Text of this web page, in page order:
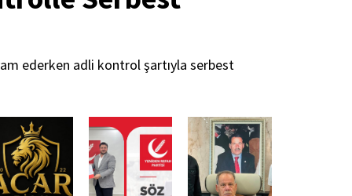
ederken adli kontrol şartıyla serbest